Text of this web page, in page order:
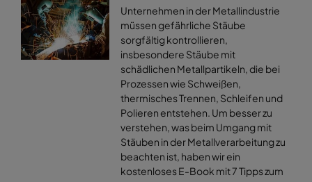
Unternehmen in der Metallindustrie
müssen gefährliche Stäube
sorgfältig kontrollieren,
insbesondere Stäube mit
schädlichen Metallpartikeln, die bei
Prozessen wie Schweißen,
thermisches Trennen, Schleifen und
Polieren entstehen. Um besser zu
verstehen, was beim Umgang mit
Stäuben in der Metallverarbeitung zu
beachten ist, haben wir ein
kostenloses E-Book mit 7 Tipps zum